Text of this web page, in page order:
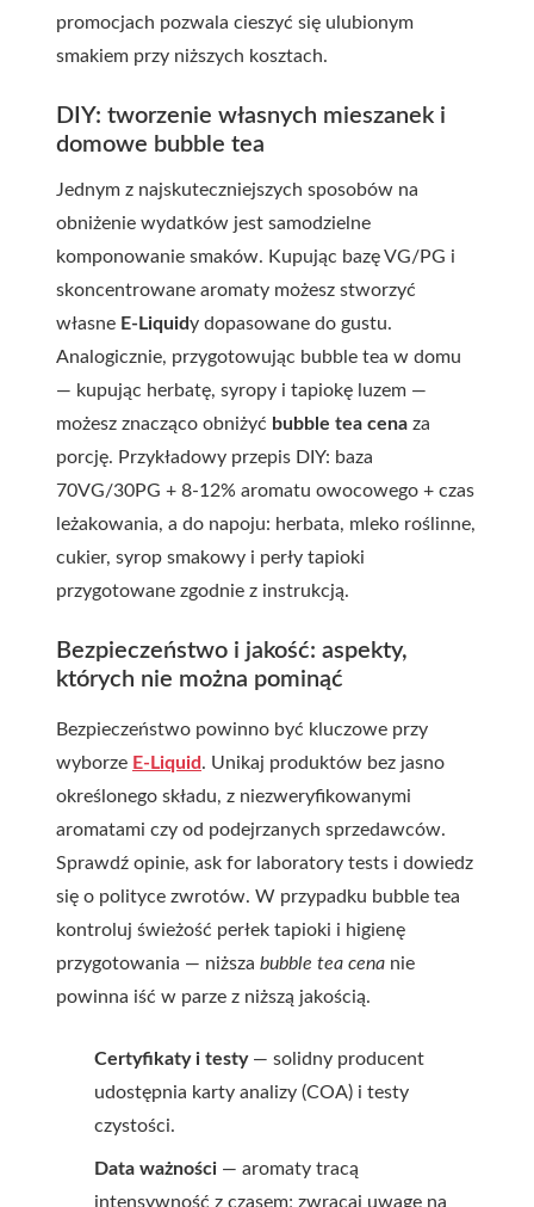
promocjach pozwala cieszyć się ulubionym
smakiem przy niższych kosztach.
DIY: tworzenie własnych mieszanek i
domowe bubble tea
Jednym z najskuteczniejszych sposobów na
obniżenie wydatków jest samodzielne
komponowanie smaków. Kupując bazę VG/PG i
skoncentrowane aromaty możesz stworzyć
własne E-Liquidy dopasowane do gustu.
Analogicznie, przygotowując bubble tea w domu
— kupując herbatę, syropy i tapiokę luzem —
możesz znacząco obniżyć bubble tea cena za
porcję. Przykładowy przepis DIY: baza
70VG/30PG + 8-12% aromatu owocowego + czas
leżakowania, a do napoju: herbata, mleko roślinne,
cukier, syrop smakowy i perły tapioki
przygotowane zgodnie z instrukcją.
Bezpieczeństwo i jakość: aspekty,
których nie można pominąć
Bezpieczeństwo powinno być kluczowe przy
wyborze E-Liquid. Unikaj produktów bez jasno
określonego składu, z niezweryfikowanymi
aromatami czy od podejrzanych sprzedawców.
Sprawdź opinie, ask for laboratory tests i dowiedz
się o polityce zwrotów. W przypadku bubble tea
kontroluj świeżość perłek tapioki i higienę
przygotowania — niższa bubble tea cena nie
powinna iść w parze z niższą jakością.
Certyfikaty i testy— solidny producent
udostępnia karty analizy (COA) i testy
czystości.
Data ważności — aromaty tracą
intensywność z czasem; zwracaj uwagę na